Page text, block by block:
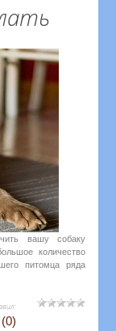
вашу собаку
количество
питомца ряда